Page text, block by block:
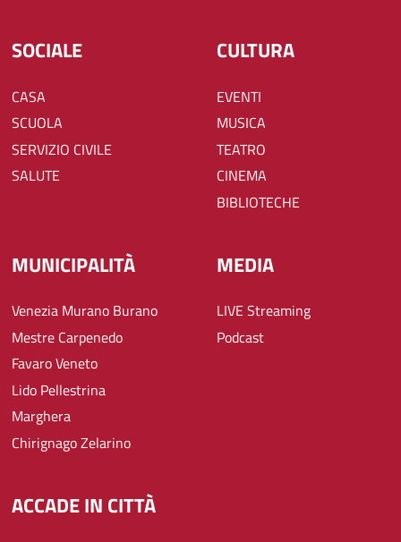
SOCIALE
CASA
SCUOLA
SERVIZIO CIVILE
SALUTE
CULTURA
EVENTI
MUSICA
TEATRO
CINEMA
BIBLIOTECHE
MUNICIPALITÀ
Venezia Murano Burano
Mestre Carpenedo
Favaro Veneto
Lido Pellestrina
Marghera
Chirignago Zelarino
MEDIA
LIVE Streaming
Podcast
ACCADE IN CITTÀ